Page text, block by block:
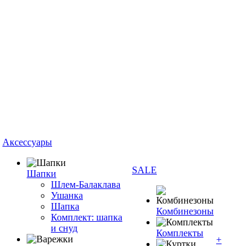
Аксессуары
Шапки
Шлем-Балаклава
Ушанка
Шапка
Комплект: шапка
и снуд
SALE
Комбинезоны
Комплекты
+